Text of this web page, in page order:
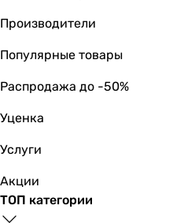
квадратная
квадратная
квадратная
настенный, потолочный
настенный, потолочный
настенный, потолочный
настенный, потолочный
настенный, потолочный
Производители
Популярные товары
Распродажа до -50%
Уценка
Услуги
Акции
ТОП категории